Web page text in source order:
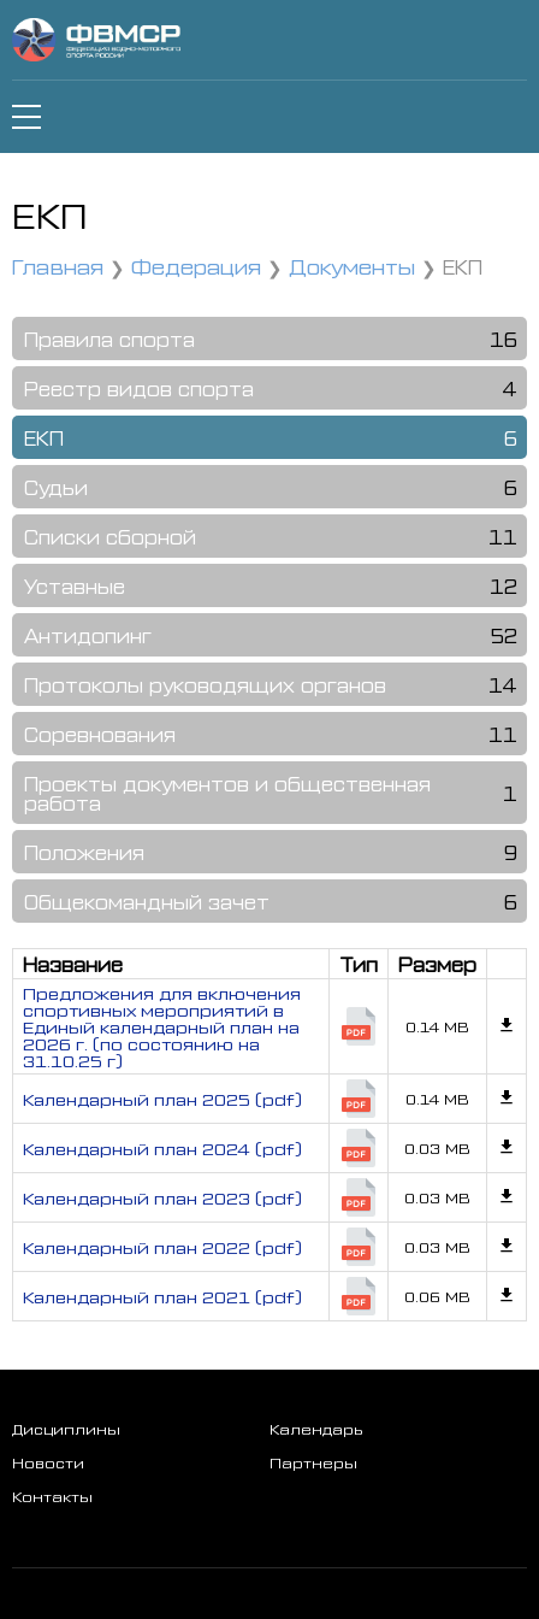
ЕКП
Главная Федерация Документы ЕКП
Правила спорта 16
Реестр видов спорта 4
ЕКП 6
Судьи 6
Списки сборной 11
Уставные 12
Антидопинг 52
Протоколы руководящих органов 14
Соревнования 11
Проекты документов и общественная
работа
1
Положения 9
Общекомандный зачет 6
Название Тип Размер
Предложения для включения
спортивных мероприятий в
Единый календарный план на
2026 г. (по состоянию на
31.10.25 г)
0.14 MB
Календарный план 2025 (pdf) 0.14 MB
Календарный план 2024 (pdf) 0.03 MB
Календарный план 2023 (pdf) 0.03 MB
Календарный план 2022 (pdf) 0.03 MB
Календарный план 2021 (pdf) 0.06 MB
Дисциплины
Календарь
Новости
Партнеры
Контакты